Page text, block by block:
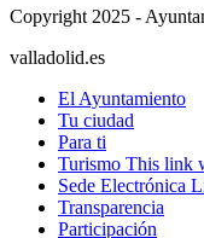
Copyright 2025 -
valladolid.es
El Ayuntamiento
Tu ciudad
Para ti
Turismo This link
Sede Electrónica
Transparencia
Participación